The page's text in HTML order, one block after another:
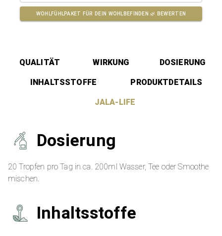
WOHLFÜHLPAKET FÜR DEIN WOHLBEFINDEN 🌿 BEWERTEN
QUALITÄT WIRKUNG DOSIERUNG
INHALTSSTOFFE PRODUKTDETAILS
JALA-LIFE
Dosierung
20 Tropfen pro Tag in ca. 200ml Wasser, Tee oder Smoothe
mischen.
Inhaltsstoffe